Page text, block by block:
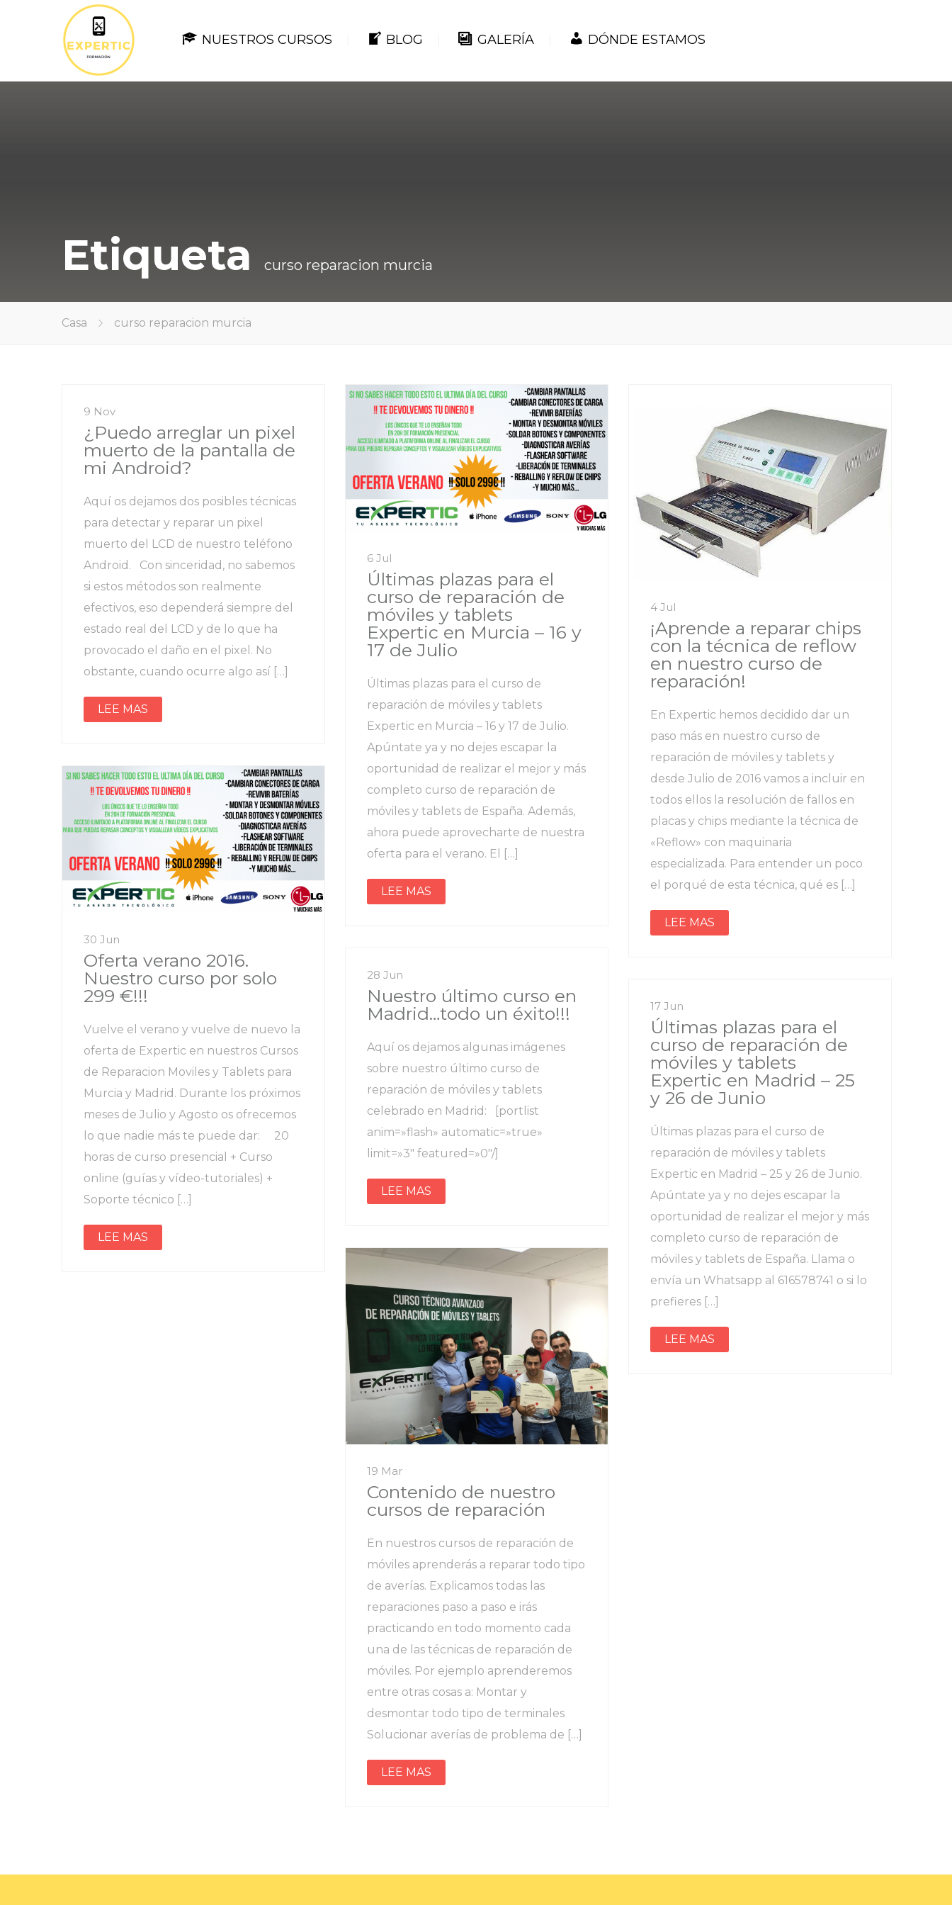
NUESTROS CURSOS BLOG GALERÍA DÓNDE ESTAMOS
Etiqueta curso reparacion murcia
Casa curso reparacion murcia
9 Nov
¿Puedo arreglar un pixel
muerto de la pantalla de
mi Android?
Aquí os dejamos dos posibles técnicas
para detectar y reparar un pixel
muerto del LCD de nuestro teléfono
Android. Con sinceridad, no sabemos
si estos métodos son realmente
efectivos, eso dependerá siempre del
estado real del LCD y de lo que ha
provocado el daño en el pixel. No
obstante, cuando ocurre algo así […]
LEE MAS
6 Jul
Últimas plazas para el
curso de reparación de
móviles y tablets
Expertic en Murcia – 16 y
17 de Julio
Últimas plazas para el curso de
reparación de móviles y tablets
Expertic en Murcia – 16 y 17 de Julio.
Apúntate ya y no dejes escapar la
oportunidad de realizar el mejor y más
completo curso de reparación de
móviles y tablets de España. Además,
ahora puede aprovecharte de nuestra
oferta para el verano. El […]
LEE MAS
4 Jul
¡Aprende a reparar chips
con la técnica de reflow
en nuestro curso de
reparación!
En Expertic hemos decidido dar un
paso más en nuestro curso de
reparación de móviles y tablets y
desde Julio de 2016 vamos a incluir en
todos ellos la resolución de fallos en
placas y chips mediante la técnica de
«Reflow» con maquinaria
especializada. Para entender un poco
el porqué de esta técnica, qué es […]
LEE MAS
30 Jun
Oferta verano 2016.
Nuestro curso por solo
299 €!!!
Vuelve el verano y vuelve de nuevo la
oferta de Expertic en nuestros Cursos
de Reparacion Moviles y Tablets para
Murcia y Madrid. Durante los próximos
meses de Julio y Agosto os ofrecemos
lo que nadie más te puede dar: 20
horas de curso presencial + Curso
online (guías y vídeo-tutoriales) +
Soporte técnico […]
LEE MAS
28 Jun
Nuestro último curso en
Madrid…todo un éxito!!!
Aquí os dejamos algunas imágenes
sobre nuestro último curso de
reparación de móviles y tablets
celebrado en Madrid: [portlist
anim=»flash» automatic=»true»
limit=»3″ featured=»0″/]
LEE MAS
17 Jun
Últimas plazas para el
curso de reparación de
móviles y tablets
Expertic en Madrid – 25
y 26 de Junio
Últimas plazas para el curso de
reparación de móviles y tablets
Expertic en Madrid – 25 y 26 de Junio.
Apúntate ya y no dejes escapar la
oportunidad de realizar el mejor y más
completo curso de reparación de
móviles y tablets de España. Llama o
envía un Whatsapp al 616578741 o si lo
prefieres […]
LEE MAS
19 Mar
Contenido de nuestro
cursos de reparación
En nuestros cursos de reparación de
móviles aprenderás a reparar todo tipo
de averías. Explicamos todas las
reparaciones paso a paso e irás
practicando en todo momento cada
una de las técnicas de reparación de
móviles. Por ejemplo aprenderemos
entre otras cosas a: Montar y
desmontar todo tipo de terminales
Solucionar averías de problema de […]
LEE MAS